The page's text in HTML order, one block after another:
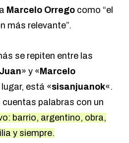
Marcelo Orrego como “el
más relevante”.
se repiten entre las
» y «Marcelo
está «sisanjuanok«.
cuentas palabras con un
barrio, argentino, obra,
y siempre.